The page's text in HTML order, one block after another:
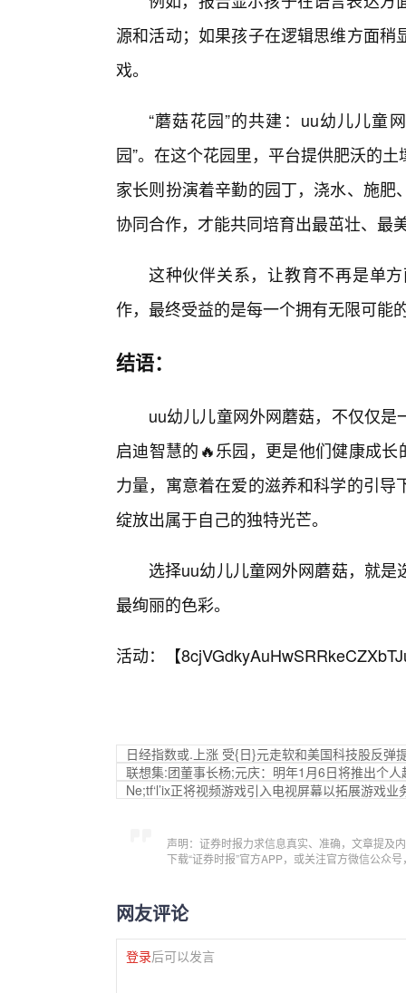
源和活动；如果孩子在逻辑思维方面
戏。
“蘑菇花园”的共建：uu幼儿儿童
园”。在这个花园里，平台提供肥沃的
家长则扮演着辛勤的园丁，浇水、施
协同合作，才能共同培育出最茁壮、最
这种伙伴关系，让教育不再是单
作，最终受益的是每一个拥有无限可能
结语：
uu幼儿儿童网外网蘑菇，不仅仅
启迪智慧的🔥乐园，更是他们健康成
力量，寓意着在爱的滋养和科学的引
绽放出属于自己的独特光芒。
选择uu幼儿儿童网外网蘑菇，就
最绚丽的色彩。
活动：【
日经指数或.上涨 受{日}元走软和美国科技股反弹
联想集:团董事长杨;元庆：明年1月6日将推出个人
Ne;tf‘l’ix正将视频游戏引入电视屏幕以拓展游戏业
声明：证券时报力求信息真实、准确，文章提及
下载“证券时报”官方APP，或关注官方微信公众
网友评论
登录后可以发言